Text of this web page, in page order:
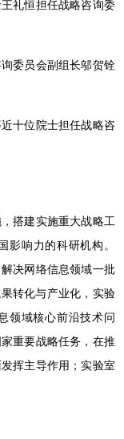
礼恒担任战略咨询委
委员会副组长邬贺铨
十位院士担任战略咨
搭建实施重大战略工
影响力的科研机构。
决网络信息领域一批
转化与产业化，实验
领域核心前沿技术问
重要战略任务，在推
挥主导作用；实验室